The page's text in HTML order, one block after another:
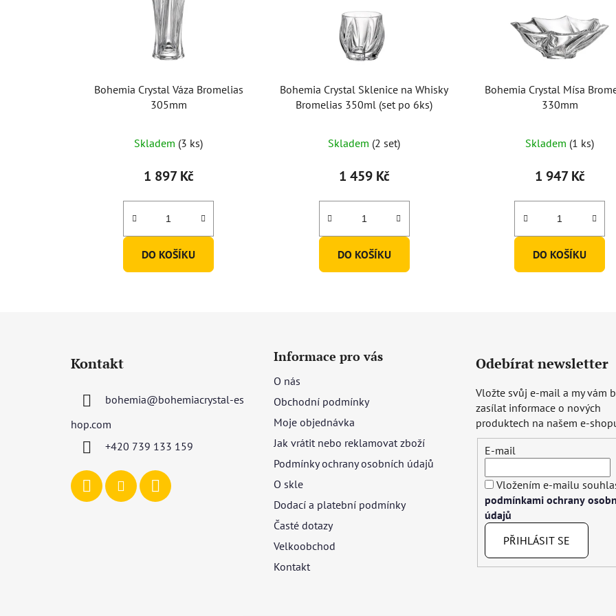
Bohemia Crystal Váza Bromelias
305mm
Skladem (3 ks)
1 897 Kč
DO KOŠÍKU
Bohemia Crystal Sklenice na Whisky
Bromelias 350ml (set po 6ks)
Skladem (2 set)
1 459 Kč
DO KOŠÍKU
Bohemia Crystal Mísa
330mm
Skladem (1 ks)
1 947 Kč
DO KOŠÍKU
Kontakt
bohemia@bohemiacrystal-es
hop.com
+420 739 133 159
Informace pro vás
O nás
Obchodní podmínky
Moje objednávka
Jak vrátit nebo reklamovat zboží
Podmínky ochrany osobních údajů
O skle
Dodací a platební podmínky
Časté dotazy
Velkoobchod
Kontakt
Odebírat newsletter
Vložte svůj e-mail a my vám
zasílat informace o nových
produktech na našem e-
E-mail
Vložením e-mailu
podmínkami ochrany
údajů
PŘIHLÁSIT SE